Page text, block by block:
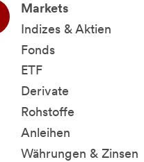
Markets
Indizes & Aktien
Fonds
ETF
Derivate
Rohstoffe
Anleihen
Währungen & Zinsen